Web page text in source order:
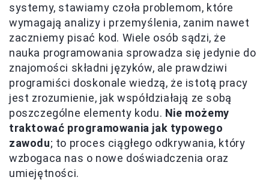
systemy, stawiamy czoła problemom, które
wymagają analizy i przemyślenia, zanim nawet
zaczniemy pisać kod. Wiele osób sądzi, że
nauka programowania sprowadza się jedynie do
znajomości składni języków, ale prawdziwi
programiści doskonale wiedzą, że istotą pracy
jest zrozumienie, jak współdziałają ze sobą
poszczególne elementy kodu. Nie możemy
traktować programowania jak typowego
zawodu; to proces ciągłego odkrywania, który
wzbogaca nas o nowe doświadczenia oraz
umiejętności.